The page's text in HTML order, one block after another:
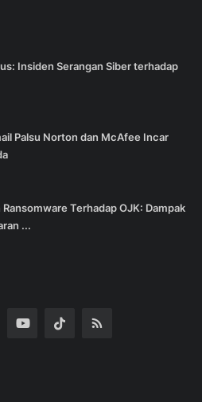
Insiden Serangan Siber terhadap
Palsu Norton dan McAfee Incar
Ransomware Terhadap OJK: Dampak
...